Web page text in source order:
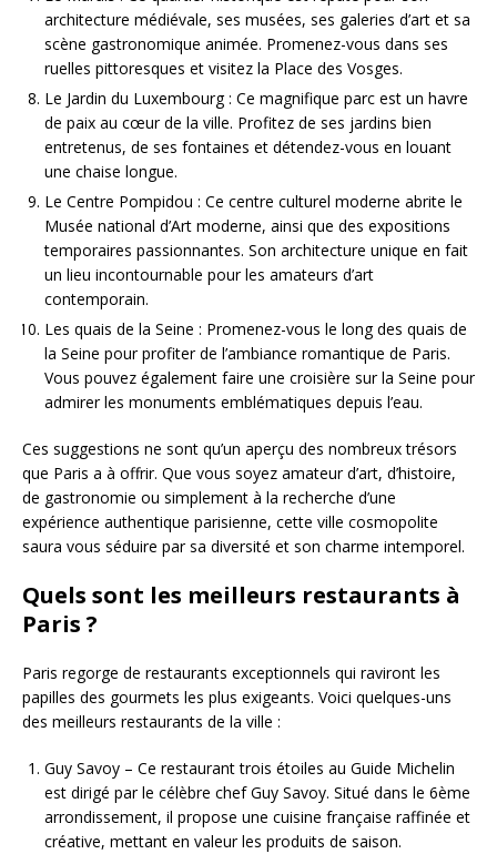
architecture médiévale, ses musées, ses galeries d’art et sa
scène gastronomique animée. Promenez-vous dans ses
ruelles pittoresques et visitez la Place des Vosges.
Le Jardin du Luxembourg : Ce magnifique parc est un havre
de paix au cœur de la ville. Profitez de ses jardins bien
entretenus, de ses fontaines et détendez-vous en louant
une chaise longue.
Le Centre Pompidou : Ce centre culturel moderne abrite le
Musée national d’Art moderne, ainsi que des expositions
temporaires passionnantes. Son architecture unique en fait
un lieu incontournable pour les amateurs d’art
contemporain.
Les quais de la Seine : Promenez-vous le long des quais de
la Seine pour profiter de l’ambiance romantique de Paris.
Vous pouvez également faire une croisière sur la Seine pour
admirer les monuments emblématiques depuis l’eau.
Ces suggestions ne sont qu’un aperçu des nombreux trésors
que Paris a à offrir. Que vous soyez amateur d’art, d’histoire,
de gastronomie ou simplement à la recherche d’une
expérience authentique parisienne, cette ville cosmopolite
saura vous séduire par sa diversité et son charme intemporel.
Quels sont les meilleurs restaurants à
Paris ?
Paris regorge de restaurants exceptionnels qui raviront les
papilles des gourmets les plus exigeants. Voici quelques-uns
des meilleurs restaurants de la ville :
Guy Savoy – Ce restaurant trois étoiles au Guide Michelin
est dirigé par le célèbre chef Guy Savoy. Situé dans le 6ème
arrondissement, il propose une cuisine française raffinée et
créative, mettant en valeur les produits de saison.